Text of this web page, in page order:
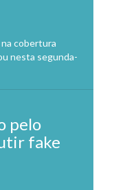
cobertura
nesta segunda-
pelo
fake